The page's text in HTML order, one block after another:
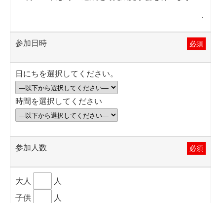
参加日時 必須
日にちを選択してください。
時間を選択してください
参加人数 必須
大人
人
子供
人